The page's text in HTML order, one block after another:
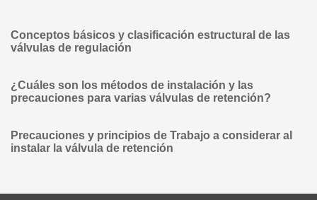
Conceptos básicos y clasificación estructural de las
válvulas de regulación
¿Cuáles son los métodos de instalación y las
precauciones para varias válvulas de retención?
Precauciones y principios de Trabajo a considerar al
instalar la válvula de retención